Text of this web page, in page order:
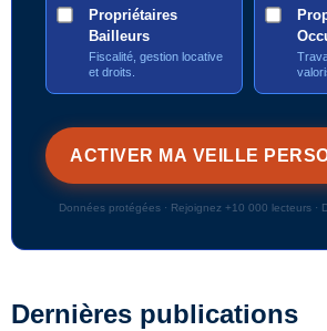
Propriétaires
Bailleurs
Fiscalité, gestion locative
et droits.
Données protégées · Rejoignez +10 000 lecteurs ·
Dernières publications